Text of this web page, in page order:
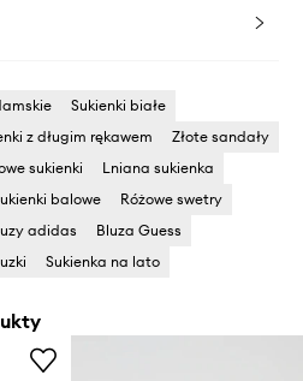
Sukienki białe
z długim rękawem
Złote sandały
sukienki
Lniana sukienka
balowe
Różowe swetry
adidas
Bluza Guess
Sukienka na lato